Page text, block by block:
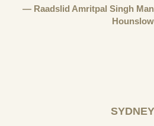
Raadslid Amritpal Singh
Hounslow
SYDNEY